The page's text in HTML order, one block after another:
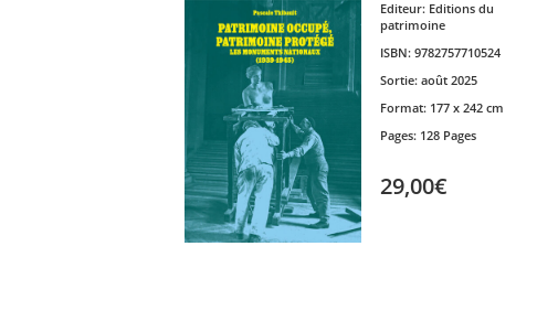
Editeur: Editions du
patrimoine
ISBN: 9782757710524
Sortie: août 2025
Format: 177 x 242 cm
Pages: 128 Pages
29,00€